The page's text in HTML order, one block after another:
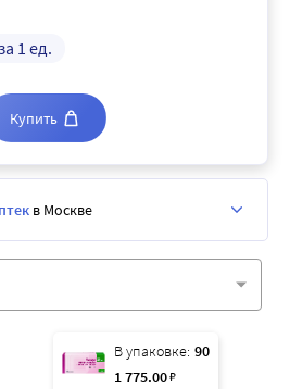
В упаковке: 90
1 775.00₽
за 1 ед.
Купить
в Москве